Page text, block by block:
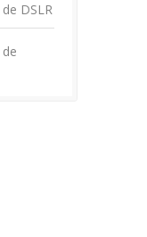
DSLR